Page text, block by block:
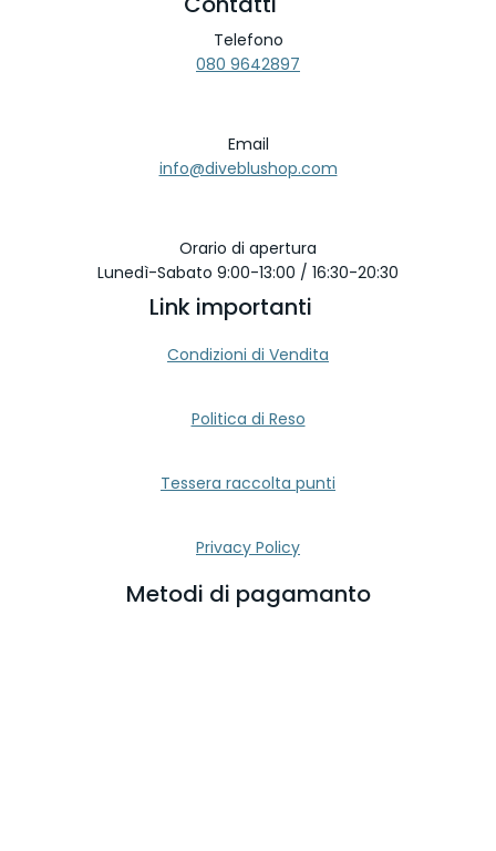
Telefono
080 9642897
Email
info@diveblushop.com
Orario di apertura
Lunedì-Sabato 9:00-13:00 / 16:30-20:30
Link importanti
Condizioni di Vendita
Politica di Reso
Tessera raccolta punti
Privacy Policy
Metodi di pagamanto